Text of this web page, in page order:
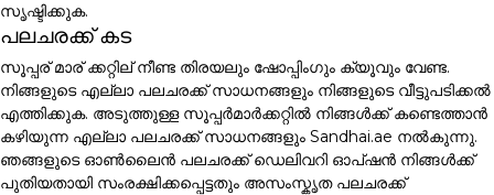
സൃഷ്ടിക്കുക.
പലചരക്ക് കട
സൂപ്പര് മാര് ക്കറ്റില് നീണ്ട തിരയലും ഷോപ്പിംഗും ക്യൂവും വേണ്ട.
നിങ്ങളുടെ എല്ലാ പലചരക്ക് സാധനങ്ങളും നിങ്ങളുടെ വീട്ടുപടിക്കൽ
എത്തിക്കുക. അടുത്തുള്ള സൂപ്പർമാർക്കറ്റിൽ നിങ്ങൾക്ക് കണ്ടെത്താൻ
കഴിയുന്ന എല്ലാ പലചരക്ക് സാധനങ്ങളും Sandhai.ae നൽകുന്നു.
ഞങ്ങളുടെ ഓൺലൈൻ പലചരക്ക് ഡെലിവറി ഓപ്ഷൻ നിങ്ങൾക്ക്
പുതിയതായി സംരക്ഷിക്കപ്പെട്ടതും അസംസ്കൃത പലചരക്ക്